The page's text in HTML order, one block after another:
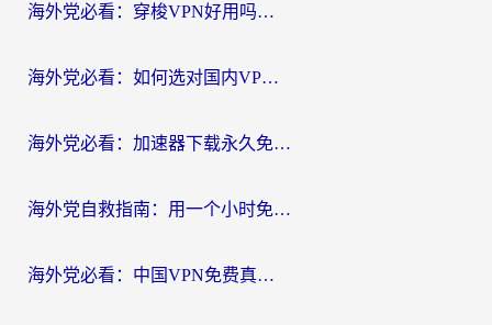
海外党必看：穿梭VPN好用吗？和云帆VPN对比哪个回国效果更好？附真实测评+避坑指南
海外党必看：如何选对国内VPN，实现无缝访问国内资源？
海外党必看：加速器下载永久免费版真的存在吗？教你无缝访问国内资源的正确姿势
海外党自救指南：用一个小时免费加速器，轻松打破国内资源访问壁垒？
海外党必看：中国VPN免费真的靠谱吗？手把手教你选对回国加速器